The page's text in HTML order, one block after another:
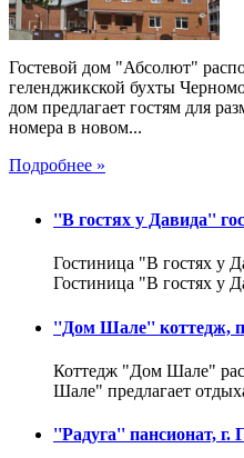
Гостевой дом "Абсолют"
геленджикской бухты
дом предлагает гостям для
номера в новом...
Подробнее »
''В гостях у Давида''
Гостиница "В гостях у
Гостиница "В гостях у
''Дом Шале'' коттедж,
Коттедж "Дом Шале"
Шале" предлагает
''Радуга'' пансионат, г.